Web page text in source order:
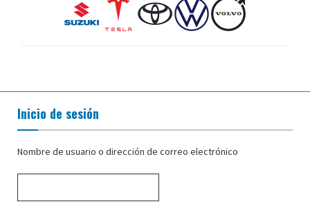
Inicio de sesión
Nombre de usuario o dirección de correo electrónico